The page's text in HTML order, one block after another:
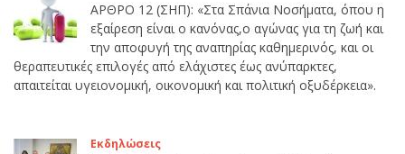
ΑΡΘΡΟ 12 (ΣΗΠ): «Στα Σπάνια Νοσήματα, όπου η
εξαίρεση είναι ο κανόνας,ο αγώνας για τη ζωή και
την αποφυγή της αναπηρίας καθημερινός, και οι
θεραπευτικές επιλογές από ελάχιστες έως ανύπαρκτες,
απαιτείται υγειονομική, οικονομική και πολιτική οξυδέρκεια».
Εκδηλώσεις